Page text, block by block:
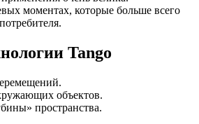
моментах, которые больше всего
Tango
объектов.
пространства.